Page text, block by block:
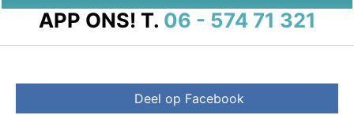
APP ONS! T. 06 - 574 71 321
Deel op Facebook